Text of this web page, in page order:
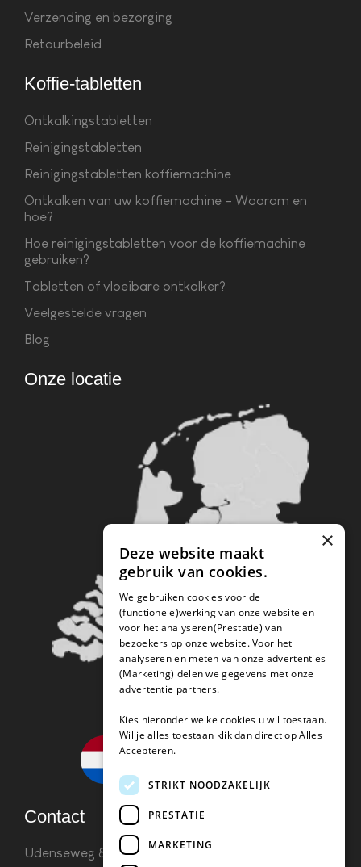
Verzending en bezorging
Retourbeleid
Koffie-tabletten
Ontkalkingstabletten
Reinigingstabletten
Reinigingstabletten koffiemachine
Ontkalken van uw koffiemachine – Waarom en
hoe?
Hoe reinigingstabletten voor de koffiemachine
gebruiken?
Tabletten of vloeibare ontkalker?
Veelgestelde vragen
Blog
Onze locatie
Contact
Udenseweg 8B 5405 PA Udeninfo(@)koffie-
×
Deze website maakt
gebruik van cookies.
We gebruiken cookies voor de
(functionele)werking van onze website en
voor het analyseren(Prestatie) van
bezoekers op onze website. Voor het
analyseren en meten van onze advertenties
(Marketing) delen we gegevens met onze
advertentie partners.
Kies hieronder welke cookies u wil toestaan.
Wil je alles toestaan klik dan direct op Alles
Accepteren.
STRIKT NOODZAKELIJK
PRESTATIE
MARKETING